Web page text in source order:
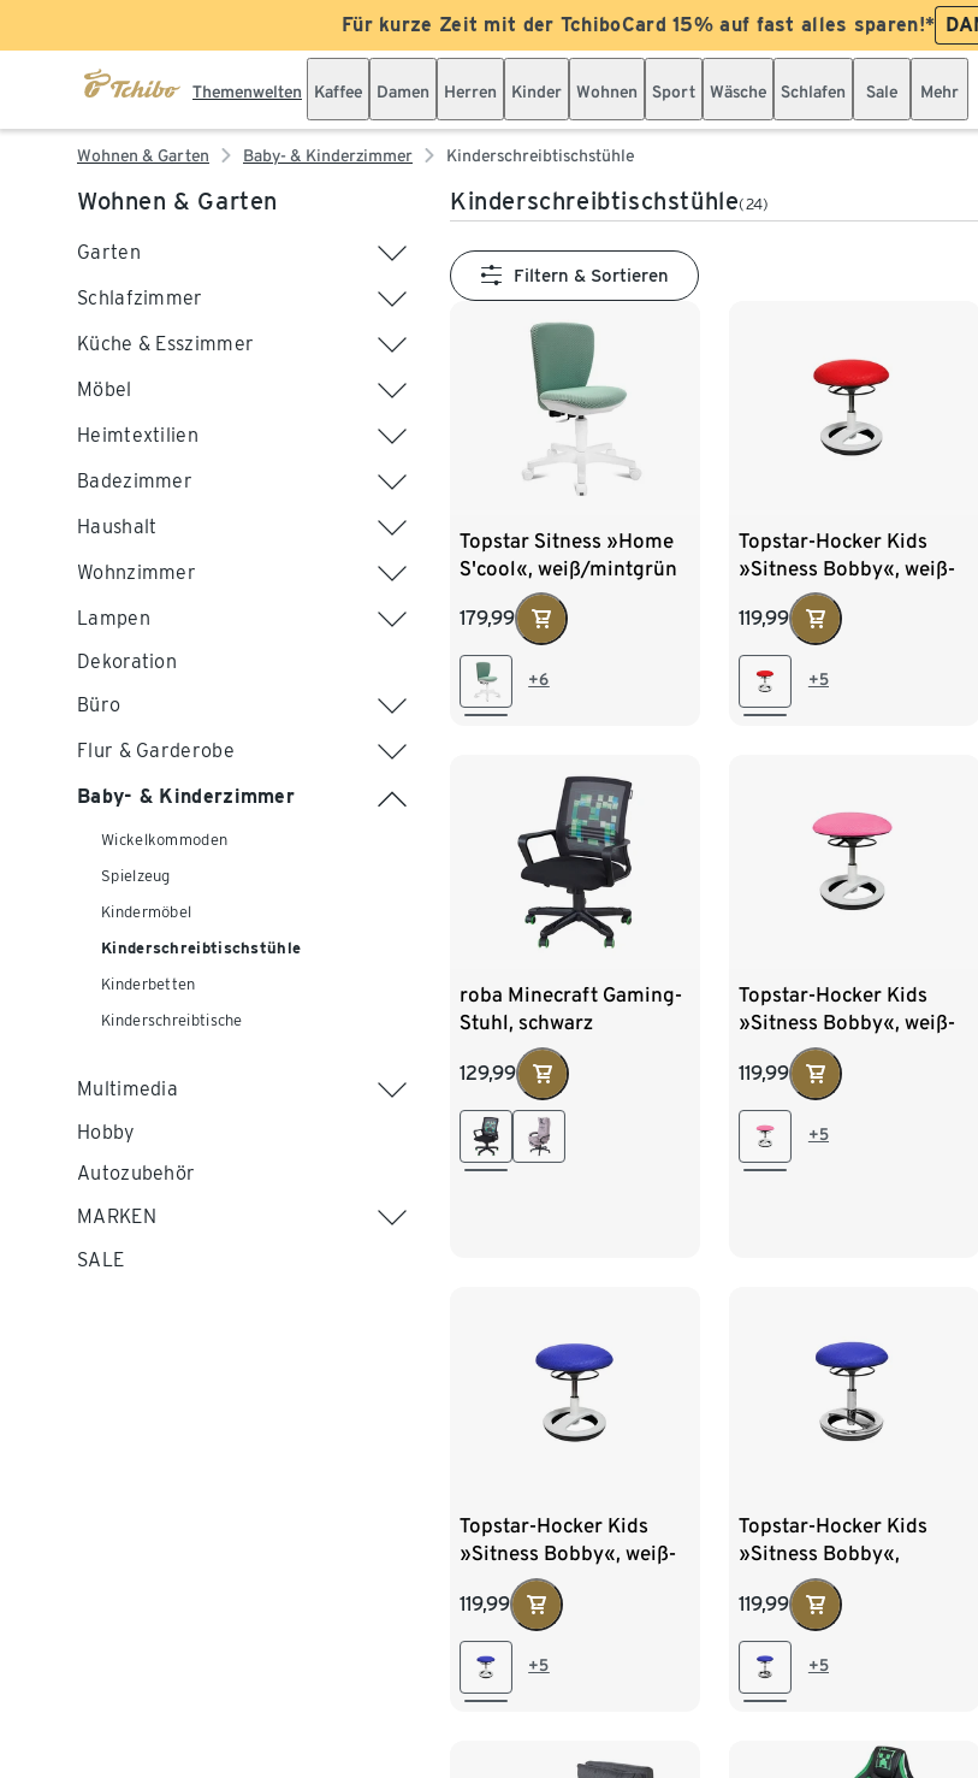
Für kurze Zeit mit der TchiboCard 15% auf fast alles sparen!*
Themenwelten Kaffee Damen Herren Kinder Wohnen Sport Wäsche Schlafen Sale Mehr
Wohnen & Garten Baby- & Kinderzimmer Kinderschreibtischstühle
Wohnen & Garten
Garten
Schlafzimmer
Küche & Esszimmer
Möbel
Heimtextilien
Badezimmer
Haushalt
Wohnzimmer
Lampen
Dekoration
Büro
Flur & Garderobe
Baby- & Kinderzimmer
Wickelkommoden
Spielzeug
Kindermöbel
Kinderschreibtischstühle
Kinderbetten
Kinderschreibtische
Multimedia
Hobby
Autozubehör
MARKEN
SALE
Kinderschreibtischstühle(24)
Filtern & Sortieren
Topstar Sitness »Home
S'cool«, weiß/mintgrün
179,99
+6
Topstar-Hocker Kids
»Sitness Bobby«, weiß-
119,99
+5
roba Minecraft Gaming-
Stuhl, schwarz
129,99
Topstar-Hocker Kids
»Sitness Bobby«, weiß-
119,99
+5
Topstar-Hocker Kids
»Sitness Bobby«, weiß-
119,99
+5
Topstar-Hocker Kids
»Sitness Bobby«,
chromfarben-blau
119,99
+5